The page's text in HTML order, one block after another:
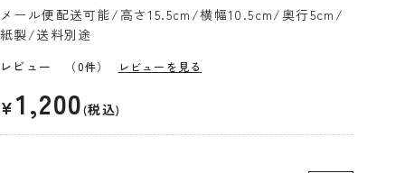
メール便配送可能/高さ15.5cm/横幅10.5cm/奥行5cm/
紙製/送料別途
レビュー （0件） レビューを見る
¥ 1,200 税込